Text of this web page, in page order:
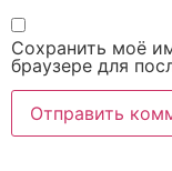
Сохранить моё
браузере для